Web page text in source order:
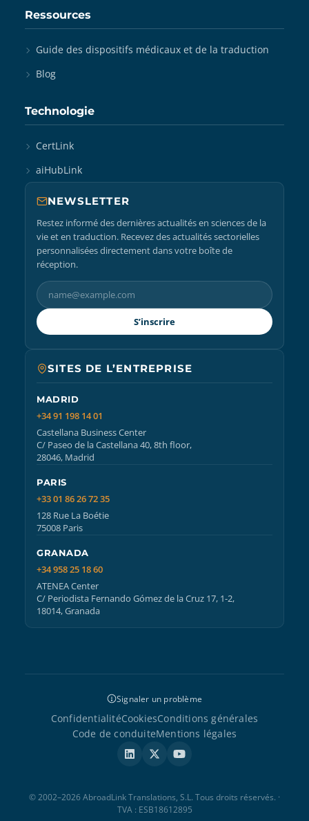
Ressources
Guide des dispositifs médicaux et de la traduction
Blog
Technologie
CertLink
aiHubLink
NEWSLETTER
Restez informé des dernières actualités en sciences de la
vie et en traduction. Recevez des actualités sectorielles
personnalisées directement dans votre boîte de
réception.
S’inscrire
SITES DE L’ENTREPRISE
MADRID
+34 91 198 14 01
Castellana Business Center
C/ Paseo de la Castellana 40, 8th floor,
28046, Madrid
PARIS
+33 01 86 26 72 35
128 Rue La Boétie
75008 Paris
GRANADA
+34 958 25 18 60
ATENEA Center
C/ Periodista Fernando Gómez de la Cruz 17, 1-2,
18014, Granada
Signaler un problème
ConfidentialitéCookiesConditions générales
Code de conduiteMentions légales
© 2002–2026 AbroadLink Translations, S.L. Tous droits réservés. ·
TVA : ESB18612895